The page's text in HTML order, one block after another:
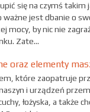
się na czymś
ważne jest dbanie o
mocy, by nic nie
Zate...
oraz elementy
które zaopatruje
i urządzeń
łożyska, a także